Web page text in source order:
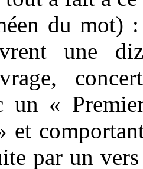
du mot)
une
un «
et
par un